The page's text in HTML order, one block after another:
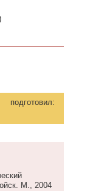
М., 2004